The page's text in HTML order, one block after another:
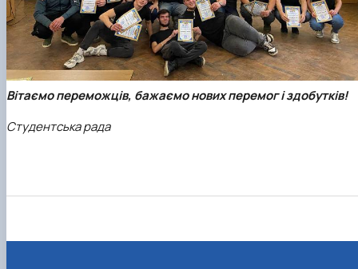
Вітаємо переможців, бажаємо нових перемог і здобутків!
Студентська рада